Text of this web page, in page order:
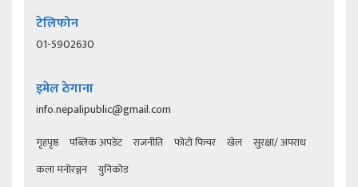
टेलिफोन
01-5902630
इमेल ठेगाना
info.nepalipublic@gmail.com
गृहपृष्ठ पब्लिक अपडेट राजनीति फोटो फिचर खेल
सुरक्षा/ अपराध
कला मनोरञ्जन
युनिकोड